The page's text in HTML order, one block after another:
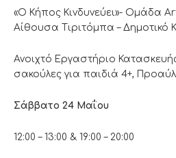
«Ο Κήπος Κινδυνεύει»- Ομάδα
Αίθουσα Τιριτόμπα – Δημοτικό
Ανοιχτό Εργαστήριο
σακούλες για παιδιά 4+,
Σάββατο 24 Μαΐου
12:00 – 13:00 & 19:00 – 20:00